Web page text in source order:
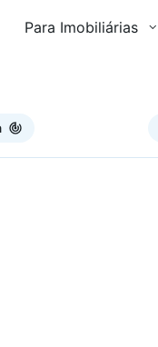
Para Imobiliárias